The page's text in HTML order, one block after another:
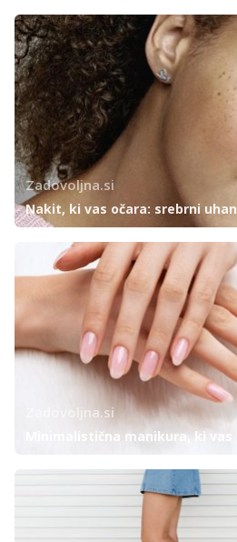
Zadovoljna.si
Nakit, ki vas očara: srebrni
Zadovoljna.si
Minimalistična manikura, ki vas